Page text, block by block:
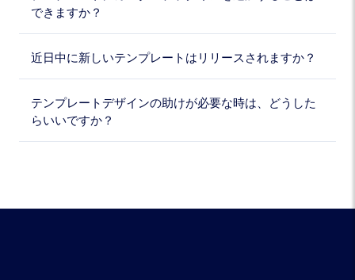
できますか？
近日中に新しいテンプレートはリリースされますか？
テンプレートデザインの助けが必要な時は、どうした
らいいですか？